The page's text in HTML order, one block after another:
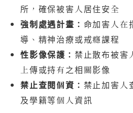
所，確保被害人居住安全
強制處遇計畫： 命加害人在
導、精神治療或戒癮課程
性影像保護： 禁止散布被害
上傳或持有之相關影像
禁止查閱個資： 禁止加害人
及學籍等個人資訊